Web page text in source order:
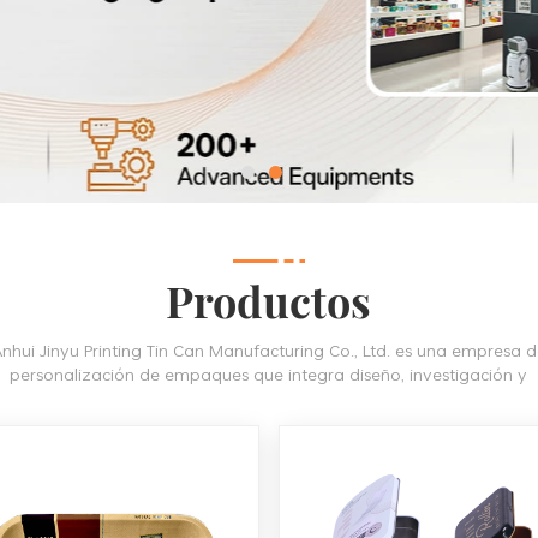
Productos
Jinyu Printing Tin Can Manufacturing Co., Ltd. es una empresa
personalización de empaques que integra diseño, investigación y